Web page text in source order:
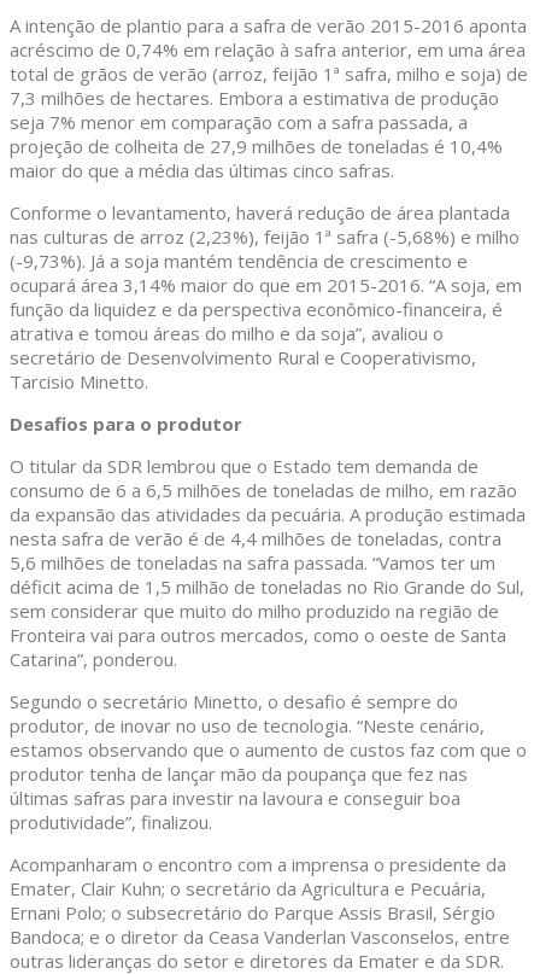
A intenção de plantio para a safra de verão 2015-2016 aponta
acréscimo de 0,74% em relação à safra anterior, em uma área
total de grãos de verão (arroz, feijão 1ª safra, milho e soja) de
7,3 milhões de hectares. Embora a estimativa de produção
seja 7% menor em comparação com a safra passada, a
projeção de colheita de 27,9 milhões de toneladas é 10,4%
maior do que a média das últimas cinco safras.
Conforme o levantamento, haverá redução de área plantada
nas culturas de arroz (2,23%), feijão 1ª safra (-5,68%) e milho
(-9,73%). Já a soja mantém tendência de crescimento e
ocupará área 3,14% maior do que em 2015-2016. “A soja, em
função da liquidez e da perspectiva econômico-financeira, é
atrativa e tomou áreas do milho e da soja”, avaliou o
secretário de Desenvolvimento Rural e Cooperativismo,
Tarcisio Minetto.
Desafios para o produtor
O titular da SDR lembrou que o Estado tem demanda de
consumo de 6 a 6,5 milhões de toneladas de milho, em razão
da expansão das atividades da pecuária. A produção estimada
nesta safra de verão é de 4,4 milhões de toneladas, contra
5,6 milhões de toneladas na safra passada. “Vamos ter um
déficit acima de 1,5 milhão de toneladas no Rio Grande do Sul,
sem considerar que muito do milho produzido na região de
Fronteira vai para outros mercados, como o oeste de Santa
Catarina”, ponderou.
Segundo o secretário Minetto, o desafio é sempre do
produtor, de inovar no uso de tecnologia. “Neste cenário,
estamos observando que o aumento de custos faz com que o
produtor tenha de lançar mão da poupança que fez nas
últimas safras para investir na lavoura e conseguir boa
produtividade”, finalizou.
Acompanharam o encontro com a imprensa o presidente da
Emater, Clair Kuhn; o secretário da Agricultura e Pecuária,
Ernani Polo; o subsecretário do Parque Assis Brasil, Sérgio
Bandoca; e o diretor da Ceasa Vanderlan Vasconselos, entre
outras lideranças do setor e diretores da Emater e da SDR.